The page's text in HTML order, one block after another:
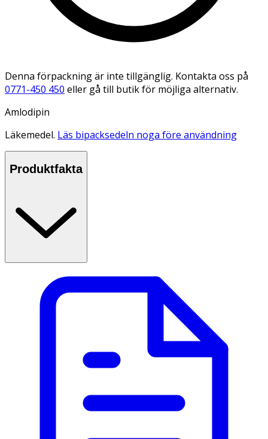
Denna förpackning är inte tillgänglig. Kontakta oss på
0771-450 450 eller gå till butik för möjliga alternativ.
Amlodipin
Läkemedel. Läs bipacksedeln noga före användning
Produktfakta